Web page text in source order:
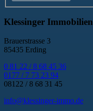
Klessinger Immobilien
Brauerstrasse 3
85435 Erding
0 81 22 / 8 68 45 36
0177 / 7 73 23 94
08122 / 8 68 31 45
info@klessinger-immo.de